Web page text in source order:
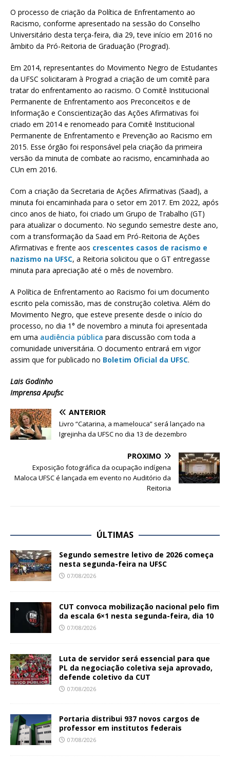
O processo de criação da Política de Enfrentamento ao
Racismo, conforme apresentado na sessão do Conselho
Universitário desta terça-feira, dia 29, teve início em 2016 no
âmbito da Pró-Reitoria de Graduação (Prograd).
Em 2014, representantes do Movimento Negro de Estudantes
da UFSC solicitaram à Prograd a criação de um comitê para
tratar do enfrentamento ao racismo. O Comitê Institucional
Permanente de Enfrentamento aos Preconceitos e de
Informação e Conscientização das Ações Afirmativas foi
criado em 2014 e renomeado para Comitê Institucional
Permanente de Enfrentamento e Prevenção ao Racismo em
2015. Esse órgão foi responsável pela criação da primeira
versão da minuta de combate ao racismo, encaminhada ao
CUn em 2016.
Com a criação da Secretaria de Ações Afirmativas (Saad), a
minuta foi encaminhada para o setor em 2017. Em 2022, após
cinco anos de hiato, foi criado um Grupo de Trabalho (GT)
para atualizar o documento. No segundo semestre deste ano,
com a transformação da Saad em Pró-Reitoria de Ações
Afirmativas e frente aos crescentes casos de racismo e
nazismo na UFSC, a Reitoria solicitou que o GT entregasse
minuta para apreciação até o mês de novembro.
A Política de Enfrentamento ao Racismo foi um documento
escrito pela comissão, mas de construção coletiva. Além do
Movimento Negro, que esteve presente desde o início do
processo, no dia 1° de novembro a minuta foi apresentada
em uma audiência pública para discussão com toda a
comunidade universitária. O documento entrará em vigor
assim que for publicado no Boletim Oficial da UFSC.
Lais Godinho
Imprensa Apufsc
ANTERIOR
Livro “Catarina, a mamelouca” será lançado na
Igrejinha da UFSC no dia 13 de dezembro
PRÓXIMO
Exposição fotográfica da ocupação indígena
Maloca UFSC é lançada em evento no Auditório da
Reitoria
ÚLTIMAS
Segundo semestre letivo de 2026 começa
nesta segunda-feira na UFSC
07/08/2026
CUT convoca mobilização nacional pelo fim
da escala 6×1 nesta segunda-feira, dia 10
07/08/2026
Luta de servidor será essencial para que
PL da negociação coletiva seja aprovado,
defende coletivo da CUT
07/08/2026
Portaria distribui 937 novos cargos de
professor em institutos federais
07/08/2026